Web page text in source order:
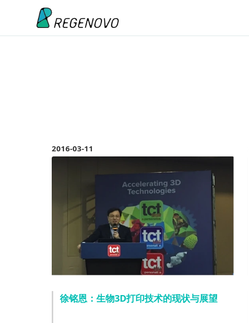
2016-03-11
徐铭恩：生物3D打印技术的现状与展望